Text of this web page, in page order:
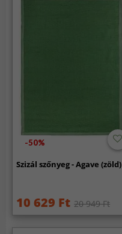
-50%
Szizál szőnyeg - Agave (zöld)
10 629 Ft 20 949 Ft